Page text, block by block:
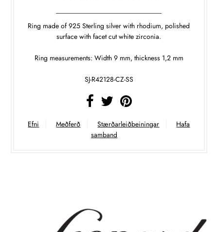
Ring made of 925 Sterling silver with rhodium, polished
surface with facet cut white zirconia.
Ring measurements: Width 9 mm, thickness 1,2 mm
SJ-R42128-CZ-SS
Efni Meðferð Stærðarleiðbeiningar
Hafa
samband